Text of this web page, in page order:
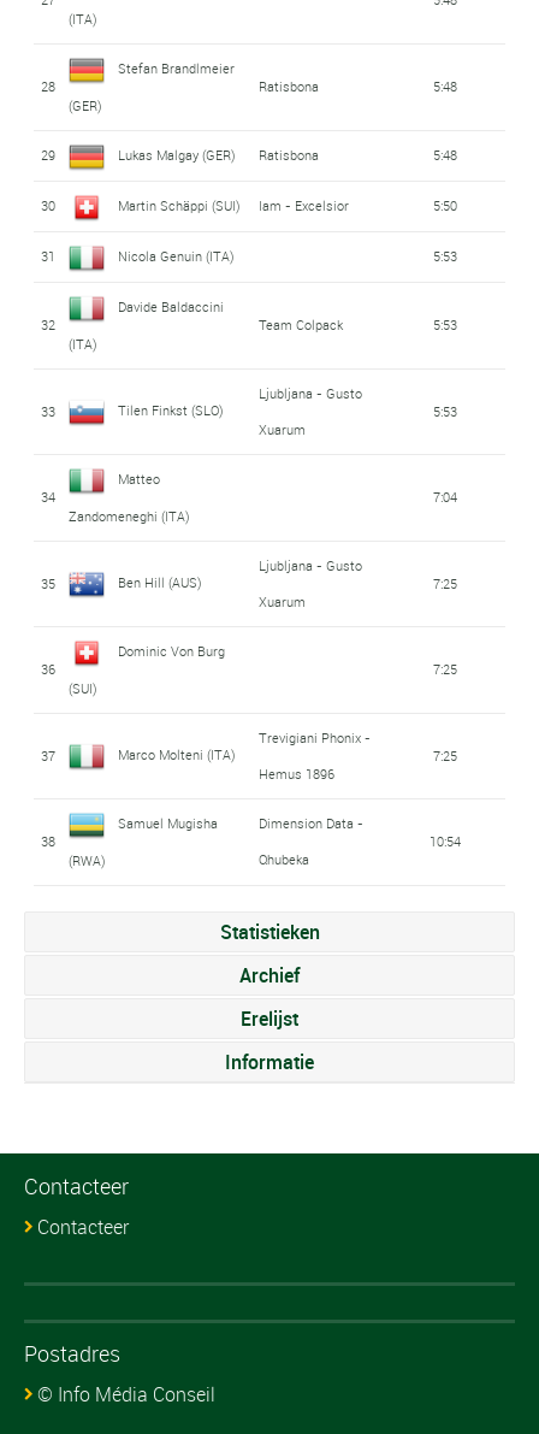
(ITA)
28
Stefan Brandlmeier
(GER)
Ratisbona 5:48
29 Lukas Malgay (GER) Ratisbona 5:48
30 Martin Schäppi (SUI) Iam - Excelsior 5:50
31 Nicola Genuin (ITA) 5:53
32
Davide Baldaccini
(ITA)
Team Colpack 5:53
33 Tilen Finkst (SLO)
Ljubljana - Gusto
Xuarum
5:53
34
Matteo
Zandomeneghi (ITA)
7:04
35 Ben Hill (AUS)
Ljubljana - Gusto
Xuarum
7:25
36
Dominic Von Burg
(SUI)
7:25
37 Marco Molteni (ITA)
Trevigiani Phonix -
Hemus 1896
7:25
38
Samuel Mugisha
(RWA)
Dimension Data -
Qhubeka
10:54
Statistieken
Archief
Erelijst
Informatie
Contacteer
Contacteer
Postadres
© Info Média Conseil